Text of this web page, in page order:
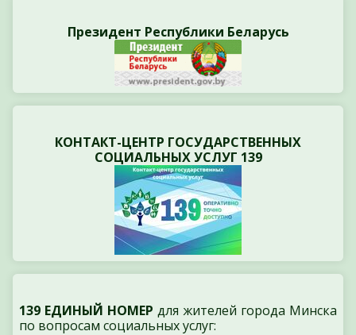
Президент Республики Беларусь
КОНТАКТ-ЦЕНТР ГОСУДАРСТВЕННЫХ
СОЦИАЛЬНЫХ УСЛУГ 139
139 ЕДИНЫЙ НОМЕР для жителей города Минска
по вопросам социальных услуг: